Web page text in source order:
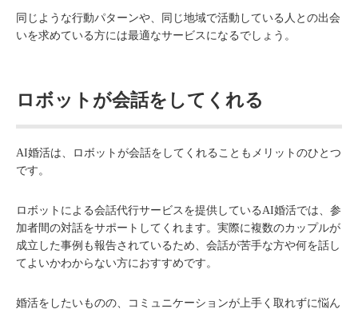
同じような行動パターンや、同じ地域で活動している人との出会
いを求めている方には最適なサービスになるでしょう。
ロボットが会話をしてくれる
AI婚活は、ロボットが会話をしてくれることもメリットのひとつ
です。
ロボットによる会話代行サービスを提供しているAI婚活では、参
加者間の対話をサポートしてくれます。実際に複数のカップルが
成立した事例も報告されているため、会話が苦手な方や何を話し
てよいかわからない方におすすめです。
婚活をしたいものの、コミュニケーションが上手く取れずに悩ん